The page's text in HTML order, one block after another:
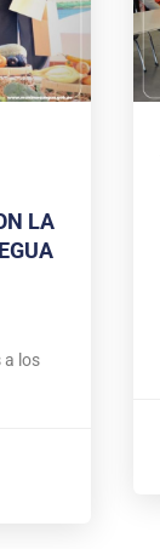
LA
a los